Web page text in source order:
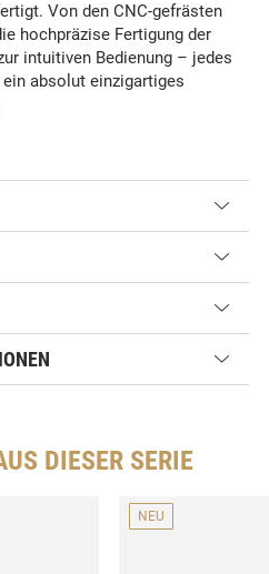
Von den CNC-gefrästen
hochpräzise Fertigung der
intuitiven Bedienung – jedes
absolut einzigartiges
DIESER SERIE
NEU